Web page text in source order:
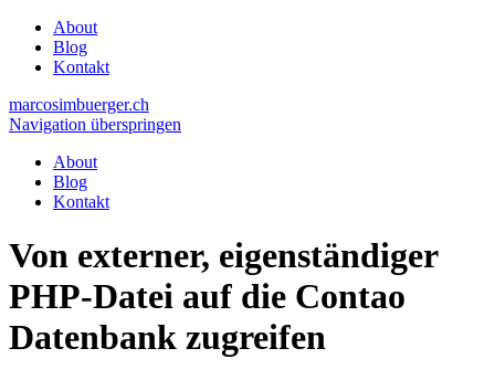
About
Blog
Kontakt
marcosimbuerger.ch
Navigation überspringen
About
Blog
Kontakt
Von externer, eigenständiger
PHP-Datei auf die Contao
Datenbank zugreifen